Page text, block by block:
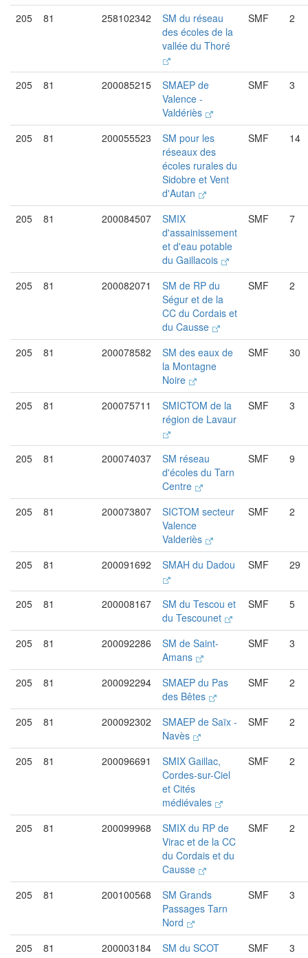
205 81 258102342
SM du réseau
des écoles de la
vallée du Thoré
SMF 2
205 81 200085215
SMAEP de
Valence -
Valdériès
SMF 3
205 81 200055523
SM pour les
réseaux des
écoles rurales du
Sidobre et Vent
d'Autan
SMF 14
205 81 200084507
SMIX
d'assainissement
et d'eau potable
du Gaillacois
SMF 7
205 81 200082071
SM de RP du
Ségur et de la
CC du Cordais et
du Causse
SMF 2
205 81 200078582
SM des eaux de
la Montagne
Noire
SMF 30
205 81 200075711
SMICTOM de la
région de Lavaur
SMF 3
205 81 200074037
SM réseau
d'écoles du Tarn
Centre
SMF 9
205 81 200073807
SICTOM secteur
Valence
Valderiès
SMF 2
205 81 200091692 SMAH du Dadou SMF 29
205 81 200008167
SM du Tescou et
du Tescounet
SMF 5
205 81 200092286
SM de Saint-
Amans
SMF 3
205 81 200092294
SMAEP du Pas
des Bêtes
SMF 2
205 81 200092302
SMAEP de Saïx -
Navès
SMF 2
205 81 200096691
SMIX Gaillac,
Cordes-sur-Ciel
et Cités
médiévales
SMF 2
205 81 200099968
SMIX du RP de
Virac et de la CC
du Cordais et du
Causse
SMF 2
205 81 200100568
SM Grands
Passages Tarn
Nord
SMF 3
205 81 200003184
SM du SCOT
SMF 3